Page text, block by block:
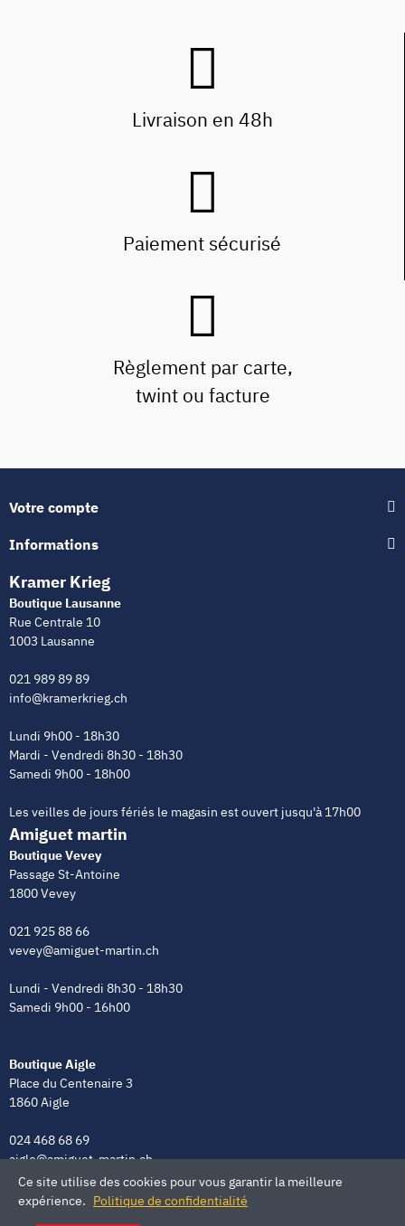
Livraison en 48h
Paiement sécurisé
Règlement par carte,
twint ou facture
Votre compte
Informations
Kramer Krieg
Boutique Lausanne
Rue Centrale 10
1003 Lausanne
021 989 89 89
info@kramerkrieg.ch
Lundi 9h00 - 18h30
Mardi - Vendredi 8h30 - 18h30
Samedi 9h00 - 18h00
Les veilles de jours fériés le magasin est ouvert jusqu'à 17h00
Amiguet martin
Boutique Vevey
Passage St-Antoine
1800 Vevey
021 925 88 66
vevey@amiguet-martin.ch
Lundi - Vendredi 8h30 - 18h30
Samedi 9h00 - 16h00
Boutique Aigle
Place du Centenaire 3
1860 Aigle
024 468 68 69
aigle@amiguet-martin.ch
Lundi - Vendredi 8h00 - 12h00 | 13h30 - 18h30
Ce site utilise des cookies pour vous garantir la meilleure
expérience. Politique de confidentialité